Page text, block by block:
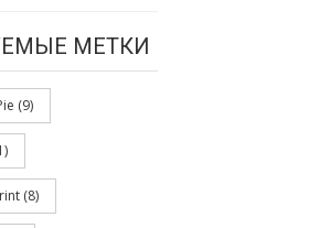
МЕТКИ
(9)
(8)